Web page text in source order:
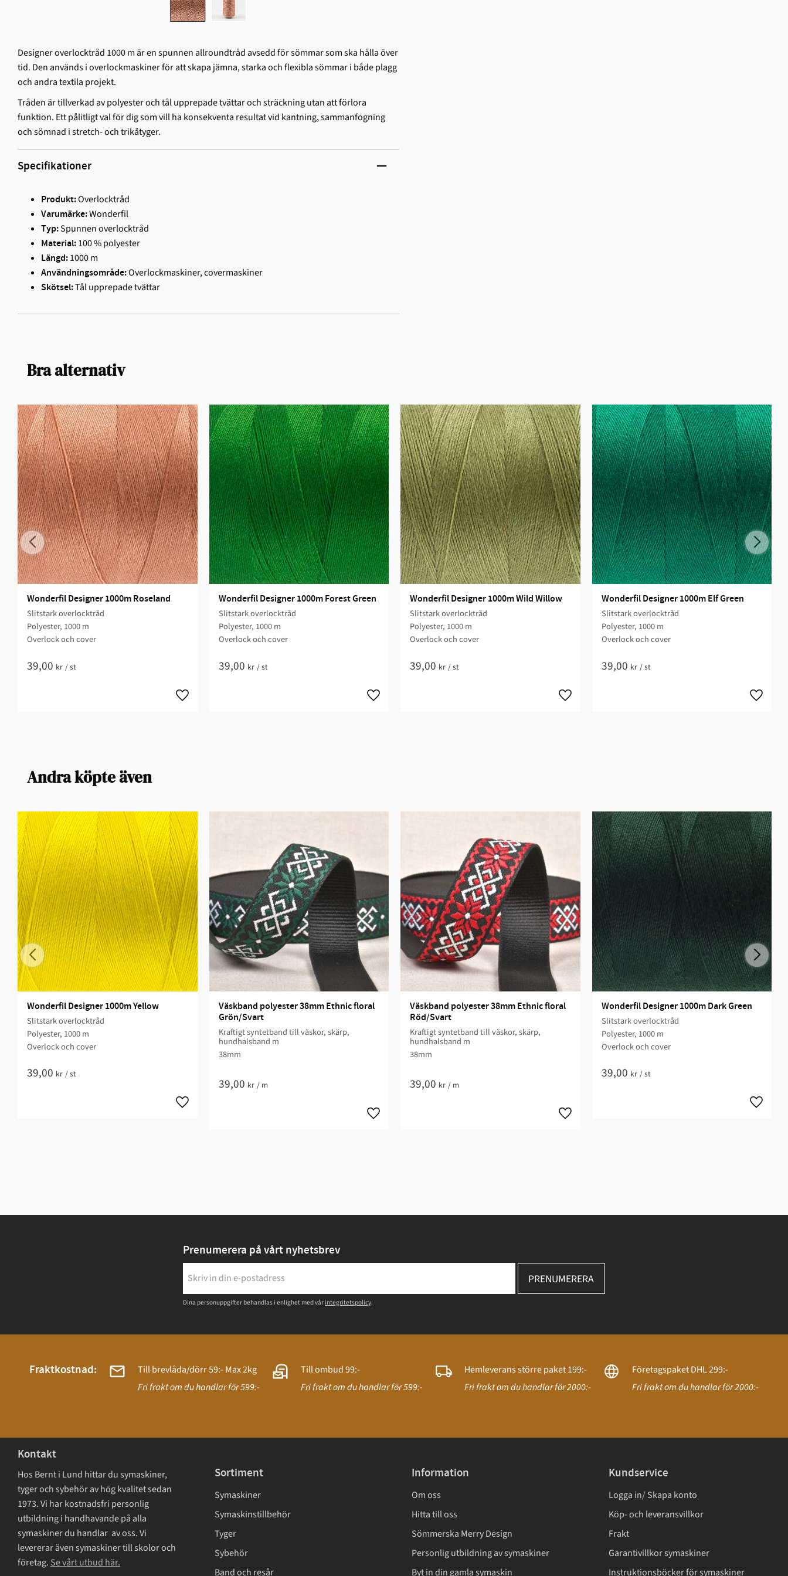
Designer overlocktråd 1000 m är en spunnen allroundtråd avsedd för sömmar som ska hålla över
tid. Den används i overlockmaskiner för att skapa jämna, starka och flexibla sömmar i både plagg
och andra textila projekt.
Tråden är tillverkad av polyester och tål upprepade tvättar och sträckning utan att förlora
funktion. Ett pålitligt val för dig som vill ha konsekventa resultat vid kantning, sammanfogning
och sömnad i stretch- och trikåtyger.
Specifikationer
Produkt:Overlocktråd
Varumärke:Wonderfil
Typ:Spunnen overlocktråd
Material:100 % polyester
Längd:1000 m
Användningsområde:Overlockmaskiner, covermaskiner
Skötsel:Tål upprepade tvättar
Bra alternativ
Wonderfil Designer 1000m Roseland
Slitstark overlocktråd
Polyester, 1000 m
Overlock och cover
39,00 kr /st
Wonderfil Designer 1000m Forest Green
Slitstark overlocktråd
Polyester, 1000 m
Overlock och cover
39,00 kr /st
Wonderfil Designer 1000m Wild Willow
Slitstark overlocktråd
Polyester, 1000 m
Overlock och cover
39,00 kr /st
Wonderfil Designer 1000m Elf Green
Slitstark overlocktråd
Polyester, 1000 m
Overlock och cover
39,00 kr /st
Andra köpte även
Wonderfil Designer 1000m Yellow
Slitstark overlocktråd
Polyester, 1000 m
Overlock och cover
39,00 kr /st
Väskband polyester 38mm Ethnic floral
Grön/Svart
​Kraftigt syntetband till väskor, skärp,
hundhalsband m
38mm
39,00 kr / m
Väskband polyester 38mm Ethnic floral
Röd/Svart
​Kraftigt syntetband till väskor, skärp,
hundhalsband m
38mm
39,00 kr / m
Wonderfil Designer 1000m Dark Green
Slitstark overlocktråd
Polyester, 1000 m
Overlock och cover
39,00 kr /st
Prenumerera på vårt nyhetsbrev
PRENUMERERA
Dina personuppgifter behandlas i enlighet med vår integritetspolicy.
Fraktkostnad:
Till brevlåda/dörr 59:- Max 2kg
Fri frakt om du handlar för 599:-
Till ombud 99:-
Fri frakt om du handlar för 599:-
Hemleverans större paket 199:-
Fri frakt om du handlar för 2000:-
Företagspaket DHL 299:-
Fri frakt om du handlar för 2000:-
Kontakt
Hos Bernt i Lund hittar du symaskiner,
tyger och sybehör av hög kvalitet sedan
1973. Vi har kostnadsfri personlig
utbildning i handhavande på alla
symaskiner du handlar av oss. Vi
levererar även symaskiner till skolor och
företag. Se vårt utbud här.
Sortiment
Symaskiner
Symaskinstillbehör
Tyger
Sybehör
Band och resår
Information
Om oss
Hitta till oss
Sömmerska Merry Design
Personlig utbildning av symaskiner
Byt in din gamla symaskin
Kundservice
Logga in/ Skapa konto
Köp- och leveransvillkor
Frakt
Garantivillkor symaskiner
Instruktionsböcker för symaskiner